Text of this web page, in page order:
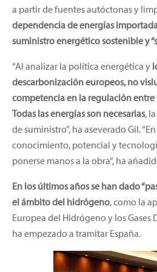
a partir de fuentes autóctonas y
dependencia de energías
suministro energético sostenible y
“Al analizar la política energética y
descarbonización europeos, no
competencia en la regulación entre
Todas las energías son necesarias,
de suministro”, ha aseverado Gil.
conocimiento, potencial y
ponerse manos a la obra”, ha
En los últimos años se han dado
el ámbito del hidrógeno, como la
Europea del Hidrógeno y los Gases
ha empezado a tramitar España.